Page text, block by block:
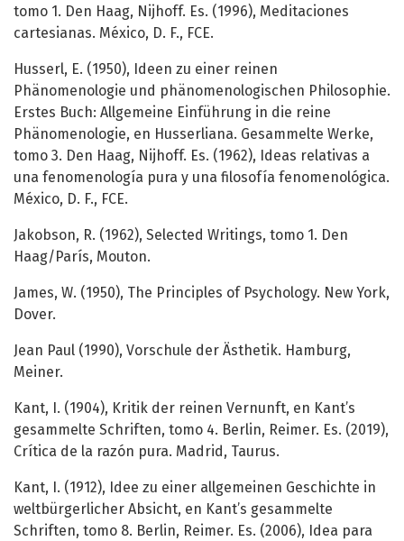
tomo 1. Den Haag, Nijhoff. Es. (1996), Meditaciones
cartesianas. México, D. F., FCE.
Husserl, E. (1950), Ideen zu einer reinen
Phänomenologie und phänomenologischen Philosophie.
Erstes Buch: Allgemeine Einführung in die reine
Phänomenologie, en Husserliana. Gesammelte Werke,
tomo 3. Den Haag, Nijhoff. Es. (1962), Ideas relativas a
una fenomenología pura y una filosofía fenomenológica.
México, D. F., FCE.
Jakobson, R. (1962), Selected Writings, tomo 1. Den
Haag/París, Mouton.
James, W. (1950), The Principles of Psychology. New York,
Dover.
Jean Paul (1990), Vorschule der Ästhetik. Hamburg,
Meiner.
Kant, I. (1904), Kritik der reinen Vernunft, en Kant’s
gesammelte Schriften, tomo 4. Berlin, Reimer. Es. (2019),
Crítica de la razón pura. Madrid, Taurus.
Kant, I. (1912), Idee zu einer allgemeinen Geschichte in
weltbürgerlicher Absicht, en Kant’s gesammelte
Schriften, tomo 8. Berlin, Reimer. Es. (2006), Idea para